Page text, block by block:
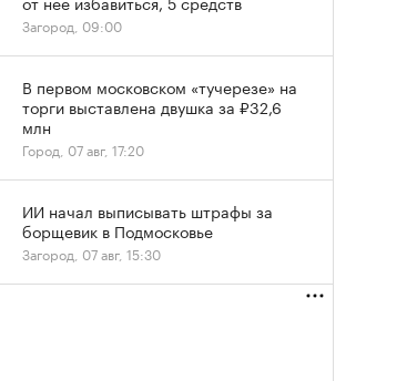
Загород, 09:00
В первом московском «тучерезе» на
торги выставлена двушка за ₽32,6
млн
Город, 07 авг, 17:20
ИИ начал выписывать штрафы за
борщевик в Подмосковье
Загород, 07 авг, 15:30